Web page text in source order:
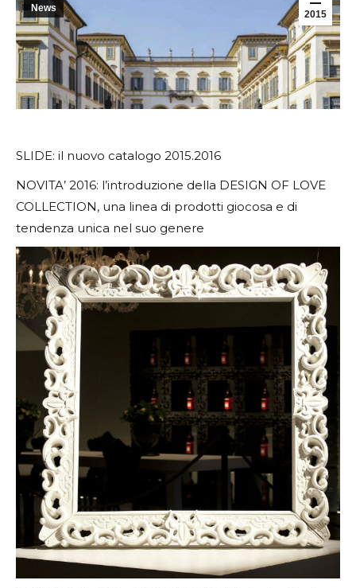
2015
News
SLIDE: il nuovo catalogo 2015.2016
NOVITA’ 2016: l’introduzione della DESIGN OF LOVE
COLLECTION, una linea di prodotti giocosa e di
tendenza unica nel suo genere